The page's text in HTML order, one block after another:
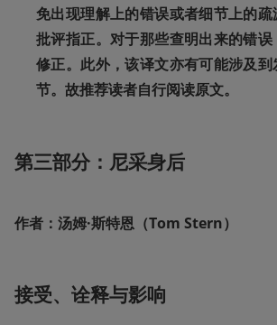
免出现理解上的错误或者细节上的
批评指正。对于那些查明出来的错
修正。此外，该译文亦有可能涉及
节。故推荐读者自行阅读原文。
第三部分：尼采身后
作者：汤姆·斯特恩（Tom Stern）
接受、诠释与影响